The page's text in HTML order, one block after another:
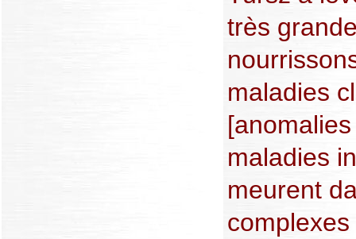
très
maladies
maladies
meurent